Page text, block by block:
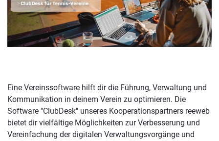
Eine Vereinssoftware hilft dir die Führung, Verwaltung und
Kommunikation in deinem Verein zu optimieren. Die
Software "ClubDesk" unseres Kooperationspartners reeweb
bietet dir vielfältige Möglichkeiten zur Verbesserung und
Vereinfachung der digitalen Verwaltungsvorgänge und